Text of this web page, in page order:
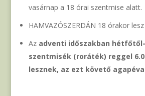
vasárnap a 18 órai szentmise alatt.
HAMVAZÓSZERDÁN 18 órakor
Az adventi időszakban
szentmisék (roráték) reggel
lesznek, az ezt követő